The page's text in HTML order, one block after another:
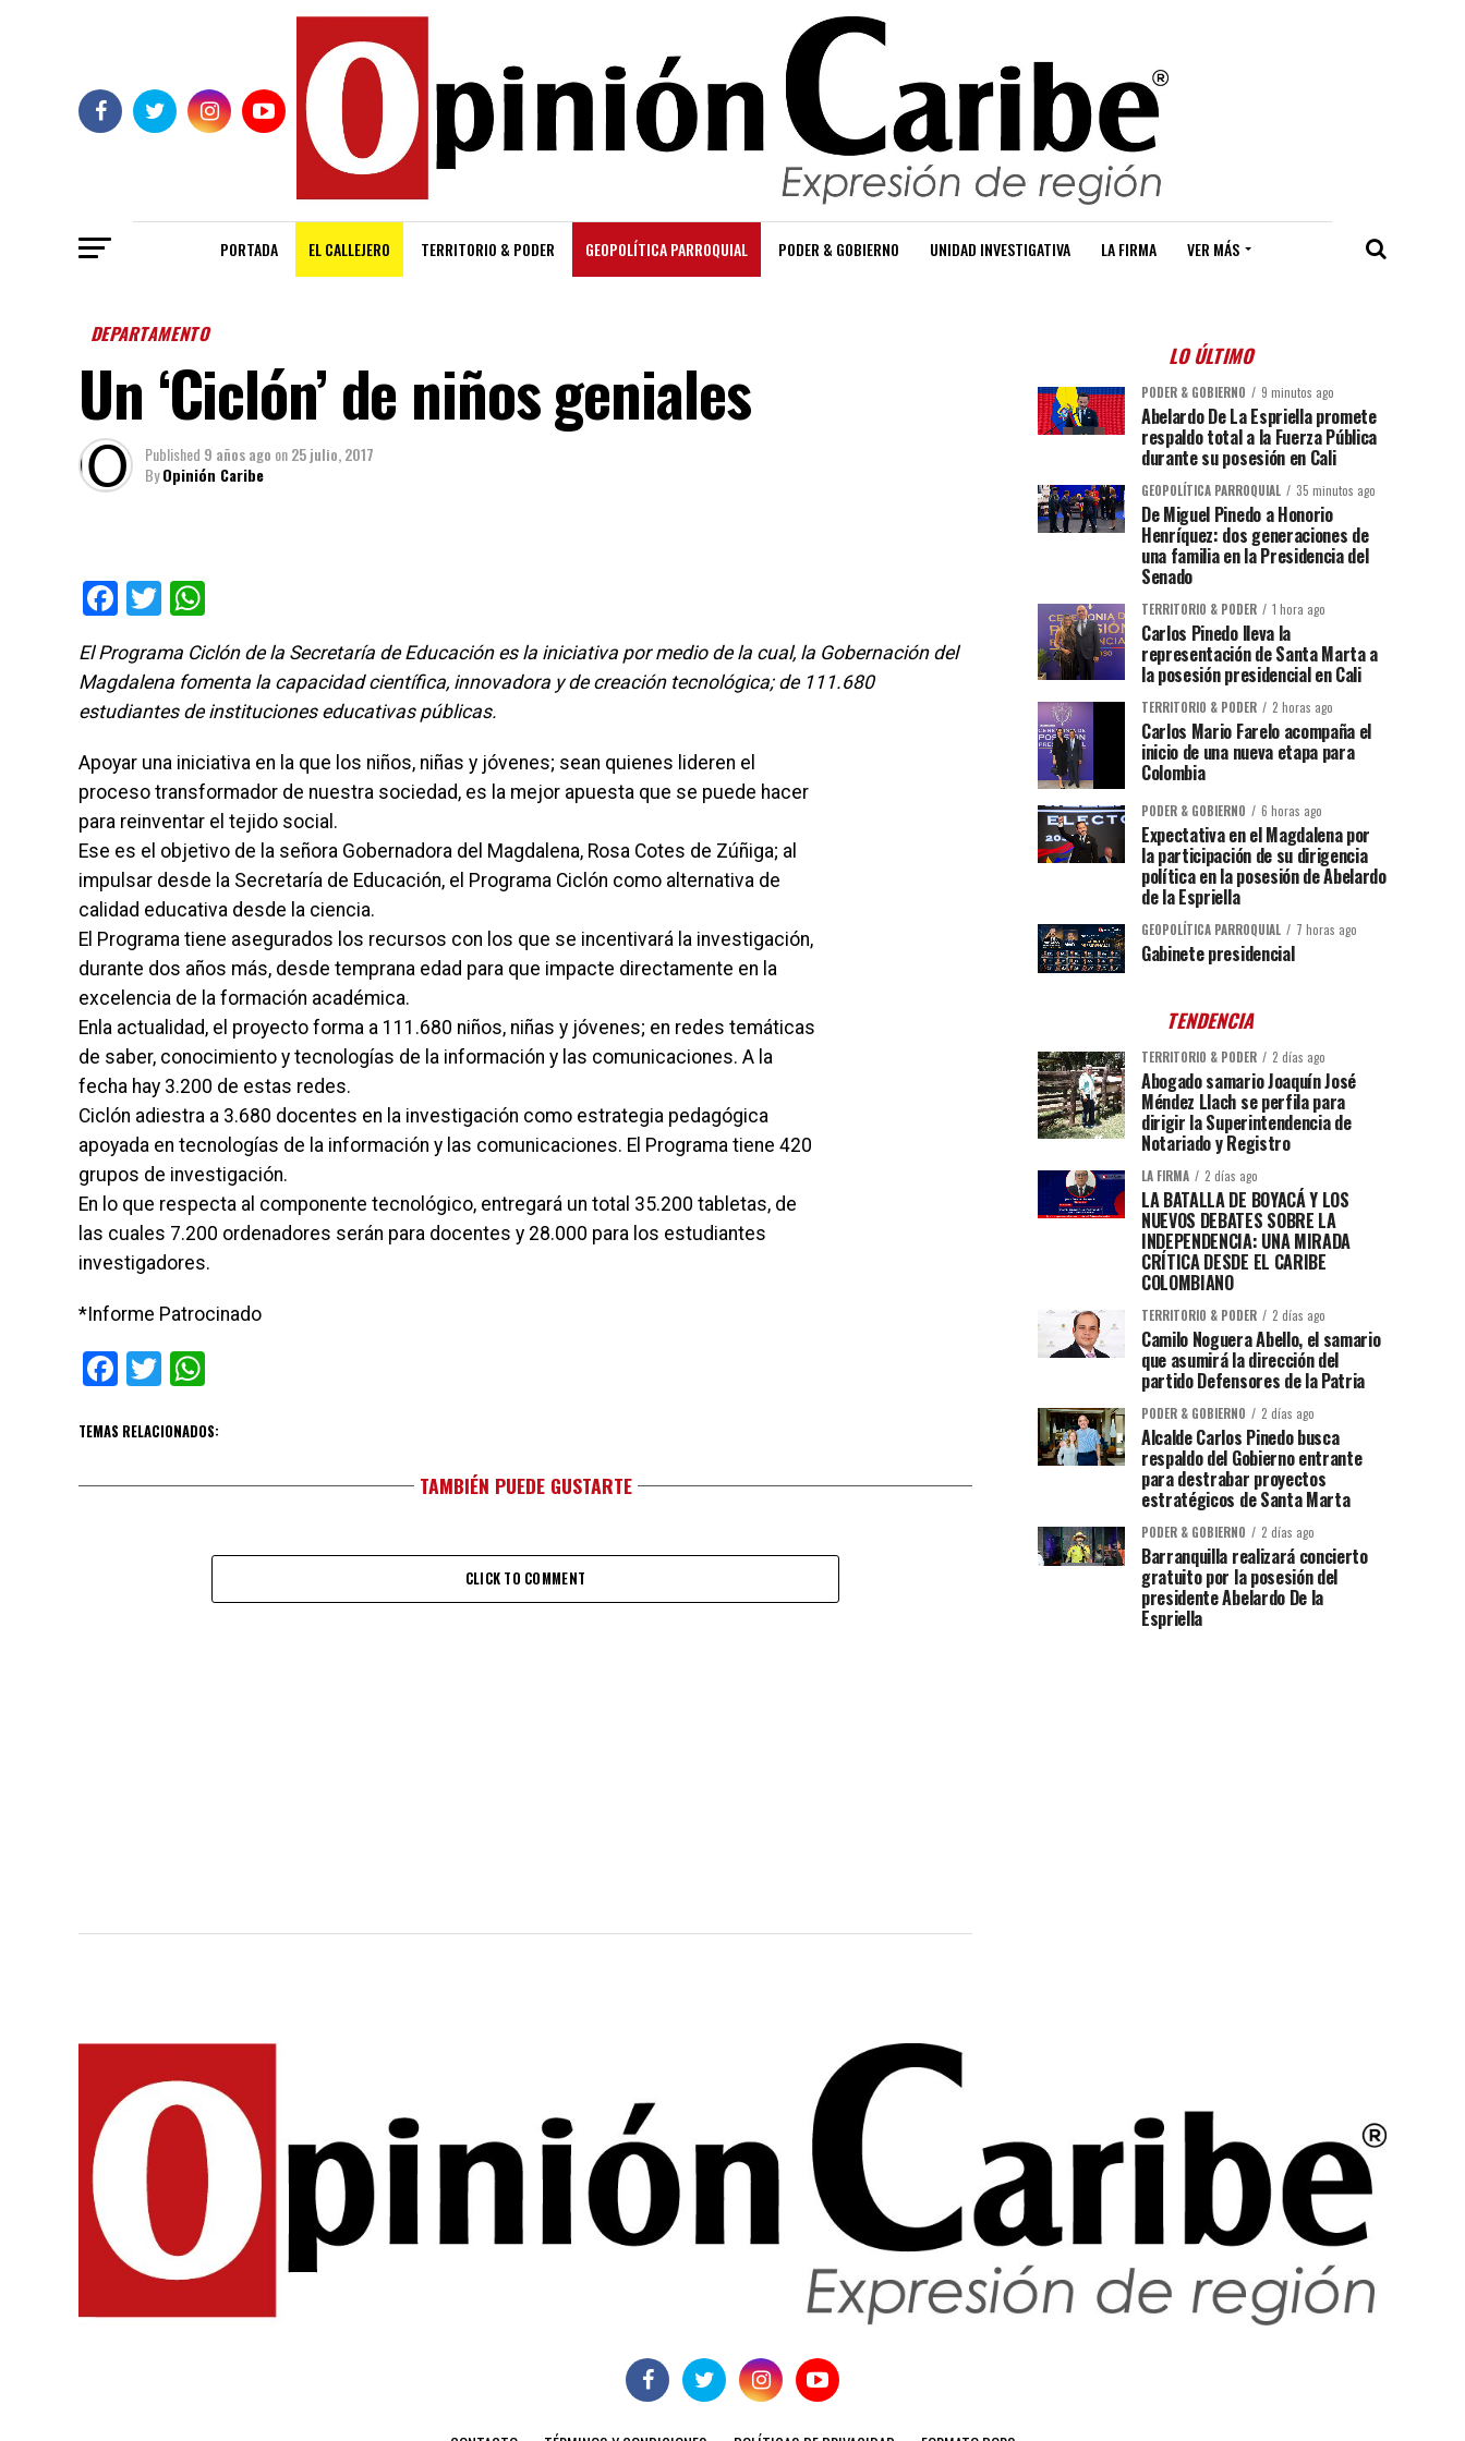
PORTADA EL CALLEJERO TERRITORIO & PODER GEOPOLÍTICA PARROQUIAL PODER & GOBIERNO UNIDAD INVESTIGATIVA LA FIRMA VER MÁS
DEPARTAMENTO
Un ‘Ciclón’ de niños geniales
Published 9 años ago on25 julio, 2017
ByOpinión Caribe
Facebook
Twitter
El Programa Ciclón de la Secretaría de Educación es la iniciativa por medio de la cual, la Gobernación del
Magdalena fomenta la capacidad científica, innovadora y de creación tecnológica; de 111.680
estudiantes de instituciones educativas públicas.
Apoyar una iniciativa en la que los niños, niñas y jóvenes; sean quienes lideren el
proceso transformador de nuestra sociedad, es la mejor apuesta que se puede hacer
para reinventar el tejido social.
Ese es el objetivo de la señora Gobernadora del Magdalena, Rosa Cotes de Zúñiga; al
impulsar desde la Secretaría de Educación, el Programa Ciclón como alternativa de
calidad educativa desde la ciencia.
El Programa tiene asegurados los recursos con los que se incentivará la investigación,
durante dos años más, desde temprana edad para que impacte directamente en la
excelencia de la formación académica.
Enla actualidad, el proyecto forma a 111.680 niños, niñas y jóvenes; en redes temáticas
de saber, conocimiento y tecnologías de la información y las comunicaciones. A la
fecha hay 3.200 de estas redes.
Ciclón adiestra a 3.680 docentes en la investigación como estrategia pedagógica
apoyada en tecnologías de la información y las comunicaciones. El Programa tiene 420
grupos de investigación.
En lo que respecta al componente tecnológico, entregará un total 35.200 tabletas, de
las cuales 7.200 ordenadores serán para docentes y 28.000 para los estudiantes
investigadores.
*Informe Patrocinado
Facebook
Twitter
TEMAS RELACIONADOS:
TAMBIÉN PUEDE GUSTARTE
CLICK TO COMMENT
LO ÚLTIMO
PODER & GOBIERNO 9 minutos ago
Abelardo De La Espriella promete
respaldo total a la Fuerza Pública
durante su posesión en Cali
GEOPOLÍTICA PARROQUIAL 35 minutos ago
De Miguel Pinedo a Honorio
Henríquez: dos generaciones de
una familia en la Presidencia del
Senado
TERRITORIO & PODER 1 hora ago
Carlos Pinedo lleva la
representación de Santa Marta a
la posesión presidencial en Cali
TERRITORIO & PODER 2 horas ago
Carlos Mario Farelo acompaña el
inicio de una nueva etapa para
Colombia
PODER & GOBIERNO 6 horas ago
Expectativa en el Magdalena por
la participación de su dirigencia
política en la posesión de Abelardo
de la Espriella
GEOPOLÍTICA PARROQUIAL 7 horas ago
Gabinete presidencial
TENDENCIA
TERRITORIO & PODER 2 días ago
Abogado samario Joaquín José
Méndez Llach se perfila para
dirigir la Superintendencia de
Notariado y Registro
LA FIRMA 2 días ago
LA BATALLA DE BOYACÁ Y LOS
NUEVOS DEBATES SOBRE LA
INDEPENDENCIA: UNA MIRADA
CRÍTICA DESDE EL CARIBE
COLOMBIANO
TERRITORIO & PODER 2 días ago
Camilo Noguera Abello, el samario
que asumirá la dirección del
partido Defensores de la Patria
PODER & GOBIERNO 2 días ago
Alcalde Carlos Pinedo busca
respaldo del Gobierno entrante
para destrabar proyectos
estratégicos de Santa Marta
PODER & GOBIERNO 2 días ago
Barranquilla realizará concierto
gratuito por la posesión del
presidente Abelardo De la
Espriella